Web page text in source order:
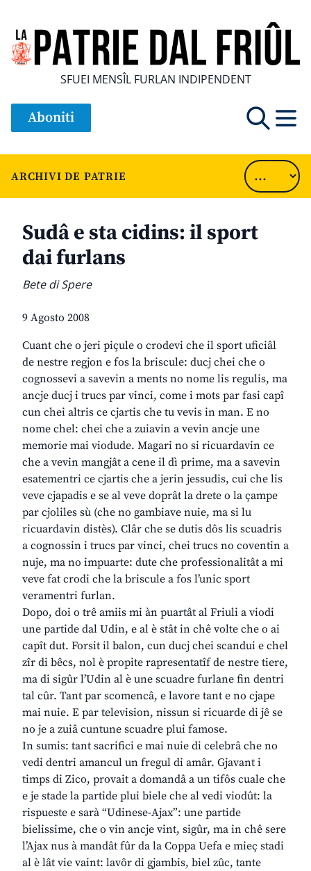
SFUEI MENSÎL FURLAN INDIPENDENT
Aboniti
ARCHIVI DE PATRIE
Sudâ e sta cidins: il sport
dai furlans
Bete di Spere
9 Agosto 2008
Cuant che o jeri piçule o crodevi che il sport uficiâl
de nestre regjon e fos la briscule: ducj chei che o
cognossevi a savevin a ments no nome lis regulis, ma
ancje ducj i trucs par vinci, come i mots par fasi capî
cun chei altris ce cjartis che tu vevis in man. E no
nome chel: chei che a zuiavin a vevin ancje une
memorie mai viodude. Magari no si ricuardavin ce
che a vevin mangjât a cene il dì prime, ma a savevin
esatementri ce cjartis che a jerin jessudis, cui che lis
veve cjapadis e se al veve doprât la drete o la çampe
par cjoliles sù (che no gambiave nuie, ma si lu
ricuardavin distès). Clâr che se dutis dôs lis scuadris
a cognossin i trucs par vinci, chei trucs no coventin a
nuje, ma no impuarte: dute che professionalitât a mi
veve fat crodi che la briscule a fos l’unic sport
veramentri furlan.
Dopo, doi o trê amiis mi àn puartât al Friuli a viodi
une partide dal Udin, e al è stât in chê volte che o ai
capît dut. Forsit il balon, cun ducj chei scandui e chel
zîr di bêcs, nol è propite rapresentatîf de nestre tiere,
ma di sigûr l’Udin al è une scuadre furlane fin dentri
tal cûr. Tant par scomencâ, e lavore tant e no cjape
mai nuie. E par television, nissun si ricuarde di jê se
no je a zuiâ cuntune scuadre plui famose.
In sumis: tant sacrifici e mai nuie di celebrâ che no
vedi dentri amancul un fregul di amâr. Gjavant i
timps di Zico, provait a domandâ a un tifôs cuale che
e je stade la partide plui biele che al vedi viodût: la
rispueste e sarà “Udinese-Ajax”: une partide
bielissime, che o vin ancje vint, sigûr, ma in chê sere
l’Ajax nus à mandât fûr da la Coppa Uefa e mieç stadi
al è lât vie vaint: lavôr di gjambis, biel zûc, tante